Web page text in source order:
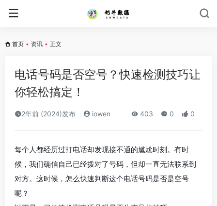
首页 • 资讯 • 正文
电话号码是否空号？快速检测技巧让
你轻松搞定！
2年前 (2024)发布 iowen 403 0 0
每个人都经历过打电话却发现接不通的尴尬时刻。有时
候，我们确信自己已经拨对了号码，但却一直无法联系到
对方。这时候，怎么快速判断这个电话号码是否是空号
呢？